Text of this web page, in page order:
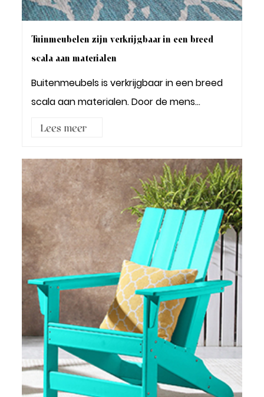
Tuinmeubelen zijn verkrijgbaar in een breed
scala aan materialen
Buitenmeubels is verkrijgbaar in een breed
scala aan materialen. Door de mens
Lees meer3